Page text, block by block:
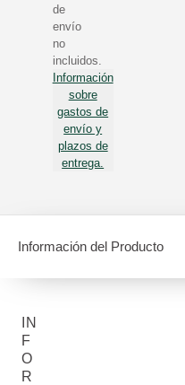
de
envío
no
incluidos.
Información
sobre
gastos de
envío y
plazos de
entrega.
Información del Producto
IN
F
O
R